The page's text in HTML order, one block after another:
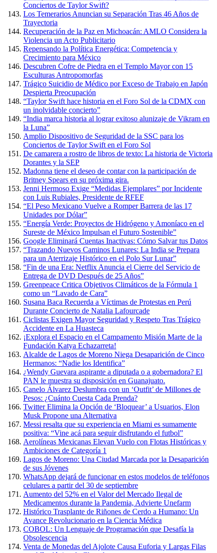
Conciertos de Taylor Swift?
Los Temerarios Anuncian su Separación Tras 46 Años de
Trayectoria
Recuperación de la Paz en Michoacán: AMLO Considera la
Violencia un Acto Publicitario
Repensando la Política Energética: Competencia y
Crecimiento para México
Descubren Cofre de Piedra en el Templo Mayor con 15
Esculturas Antropomorfas
Trágico Suicidio de Médico por Exceso de Trabajo en Japón
Despierta Preocupación
“Taylor Swift hace historia en el Foro Sol de la CDMX con
un inolvidable concierto”
“India marca historia al lograr exitoso alunizaje de Vikram en
la Luna”
Amplio Dispositivo de Seguridad de la SSC para los
Conciertos de Taylor Swift en el Foro Sol
De camarera a rostro de libros de texto: La historia de Victoria
Dorantes y la SEP
Madonna tiene el deseo de contar con la participación de
Britney Spears en su próxima gira.
Jenni Hermoso Exige “Medidas Ejemplares” por Incidente
con Luis Rubiales, Presidente de RFEF
“El Peso Mexicano Vuelve a Romper Barrera de las 17
Unidades por Dólar”
“Energía Verde: Proyectos de Hidrógeno y Amoníaco en el
Sureste de México Impulsan el Futuro Sostenible”
Google Eliminará Cuentas Inactivas: Cómo Salvar tus Datos
“Trazando Nuevos Caminos Lunares: La India se Prepara
para un Aterrizaje Histórico en el Polo Sur Lunar”
“Fin de una Era: Netflix Anuncia el Cierre del Servicio de
Entrega de DVD Después de 25 Años”
Greenpeace Critica Objetivos Climáticos de la Fórmula 1
como un “Lavado de Cara”
Susana Baca Recuerda a Víctimas de Protestas en Perú
Durante Concierto de Natalia Lafourcade
Ciclistas Exigen Mayor Seguridad y Respeto Tras Trágico
Accidente en La Huasteca
¡Explora el Espacio en el Campamento Misión Marte de la
Fundación Katya Echazarreta!
Alcalde de Lagos de Moreno Niega Desaparición de Cinco
Hermanos: “Nadie los Identifica”
¿Wendy Guevara aspirante a diputada o a gobernadora? El
PAN le muestra su disposición en Guanajuato.
Canelo Álvarez Deslumbra con un ‘Outfit’ de Millones de
Pesos: ¿Cuánto Cuesta Cada Prenda?
Twitter Elimina la Opción de ‘Bloquear’ a Usuarios, Elon
Musk Propone una Alternativa
Messi resalta que su experiencia en Miami es sumamente
positiva: “Vine acá para seguir disfrutando el futbol”
Aerolíneas Mexicanas Elevan Vuelo con Flotas Históricas y
Ambiciones de Categoría 1
Lagos de Moreno: Una Ciudad Marcada por la Desaparición
de sus Jóvenes
WhatsApp dejará de funcionar en estos modelos de teléfonos
celulares a partir del 30 de septiembre
Aumento del 52% en el Valor del Mercado Ilegal de
Medicamentos durante la Pandemia, Advierte Unefarm
Histórico Trasplante de Riñones de Cerdo a Humano: Un
Avance Revolucionario en la Ciencia Médica
COBOL: Un Lenguaje de Programación que Desafía la
Obsolescencia
Venta de Monedas del Ajolote Causa Euforia y Largas Filas